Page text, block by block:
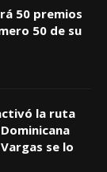
50 premios
50 de su
la ruta
se lo